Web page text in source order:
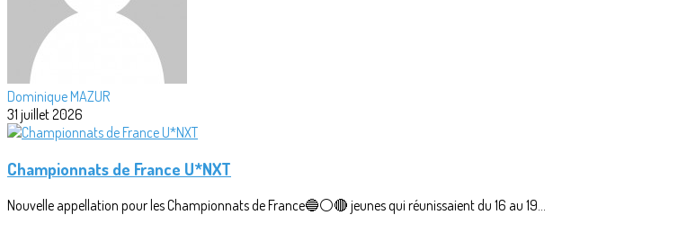
Dominique MAZUR
31 juillet 2026
Championnats de France U*NXT
Nouvelle appellation pour les Championnats de France🔵⚪🔴 jeunes qui réunissaient du 16 au 19...